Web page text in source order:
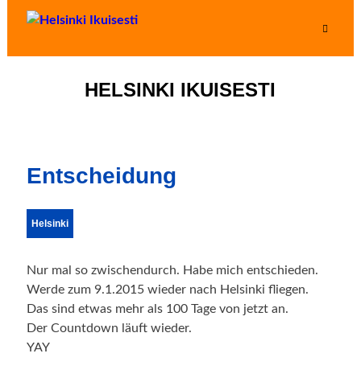
HELSINKI IKUISESTI
Entscheidung
Helsinki
Nur mal so zwischendurch. Habe mich entschieden.
Werde zum 9.1.2015 wieder nach Helsinki fliegen.
Das sind etwas mehr als 100 Tage von jetzt an.
Der Countdown läuft wieder.
YAY